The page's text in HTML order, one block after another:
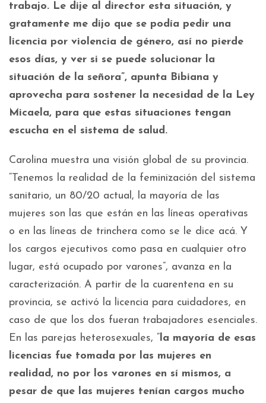
trabajo. Le dije al director esta situación, y
gratamente me dijo que se podía pedir una
licencia por violencia de género, así no pierde
esos días, y ver si se puede solucionar la
situación de la señora”, apunta Bibiana y
aprovecha para sostener la necesidad de la Ley
Micaela, para que estas situaciones tengan
escucha en el sistema de salud.
Carolina muestra una visión global de su provincia.
“Tenemos la realidad de la feminización del sistema
sanitario, un 80/20 actual, la mayoría de las
mujeres son las que están en las líneas operativas
o en las líneas de trinchera como se le dice acá. Y
los cargos ejecutivos como pasa en cualquier otro
lugar, está ocupado por varones”, avanza en la
caracterización. A partir de la cuarentena en su
provincia, se activó la licencia para cuidadores, en
caso de que los dos fueran trabajadores esenciales.
En las parejas heterosexuales, “la mayoría de esas
licencias fue tomada por las mujeres en
realidad, no por los varones en sí mismos, a
pesar de que las mujeres tenían cargos mucho